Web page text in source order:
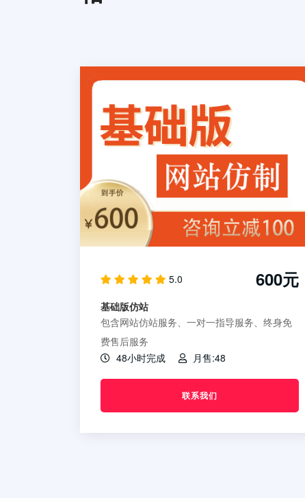
5.0 600元
基础版仿站
包含网站仿站服务、一对一指导服务、终身免
费售后服务
48小时完成
月售:48
联系我们